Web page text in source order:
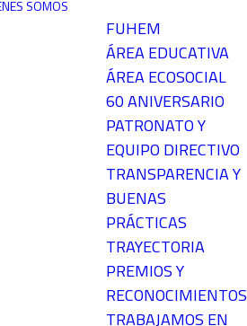
SOMOS
FUHEM
ÁREA EDUCATIVA
ÁREA ECOSOCIAL
60 ANIVERSARIO
PATRONATO Y
EQUIPO DIRECTIVO
TRANSPARENCIA Y
BUENAS
PRÁCTICAS
TRAYECTORIA
PREMIOS Y
RECONOCIMIENTOS
TRABAJAMOS EN